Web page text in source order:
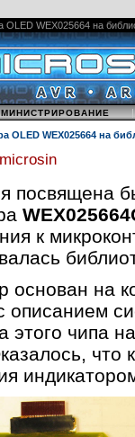
OLED WEX025664 на
OLED WEX025664 на
посвящена
к
основан на
описанием
этого чипа
что